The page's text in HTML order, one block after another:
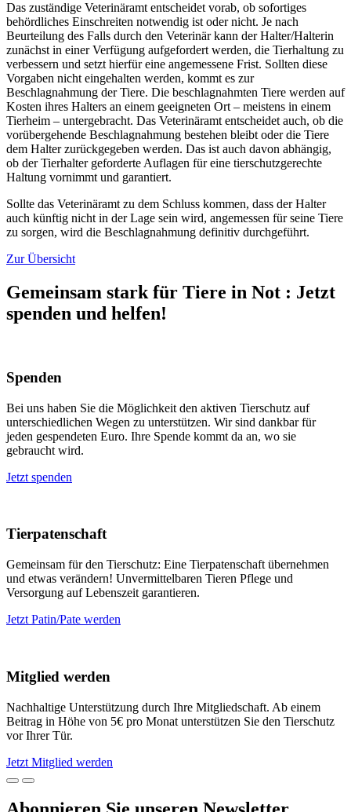
Das zuständige Veterinäramt entscheidet vorab, ob sofortiges
behördliches Einschreiten notwendig ist oder nicht. Je nach
Beurteilung des Falls durch den Veterinär kann der Halter/Halterin
zunächst in einer Verfügung aufgefordert werden, die Tierhaltung zu
verbessern und setzt hierfür eine angemessene Frist. Sollten diese
Vorgaben nicht eingehalten werden, kommt es zur
Beschlagnahmung der Tiere. Die beschlagnahmten Tiere werden auf
Kosten ihres Halters an einem geeigneten Ort – meistens in einem
Tierheim – untergebracht. Das Veterinäramt entscheidet auch, ob die
vorübergehende Beschlagnahmung bestehen bleibt oder die Tiere
dem Halter zurückgegeben werden. Das ist auch davon abhängig,
ob der Tierhalter geforderte Auflagen für eine tierschutzgerechte
Haltung vornimmt und garantiert.
Sollte das Veterinäramt zu dem Schluss kommen, dass der Halter
auch künftig nicht in der Lage sein wird, angemessen für seine Tiere
zu sorgen, wird die Beschlagnahmung definitiv durchgeführt.
Zur Übersicht
Gemeinsam stark für Tiere in Not : Jetzt
spenden und helfen!
Spenden
Bei uns haben Sie die Möglichkeit den aktiven Tierschutz auf
unterschiedlichen Wegen zu unterstützen. Wir sind dankbar für
jeden gespendeten Euro. Ihre Spende kommt da an, wo sie
gebraucht wird.
Jetzt spenden
Tierpatenschaft
Gemeinsam für den Tierschutz: Eine Tierpatenschaft übernehmen
und etwas verändern! Unvermittelbaren Tieren Pflege und
Versorgung auf Lebenszeit garantieren.
Jetzt Patin/Pate werden
Mitglied werden
Nachhaltige Unterstützung durch Ihre Mitgliedschaft. Ab einem
Beitrag in Höhe von 5€ pro Monat unterstützen Sie den Tierschutz
vor Ihrer Tür.
Jetzt Mitglied werden